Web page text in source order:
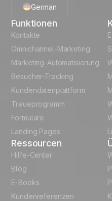
Automation
templates
Unlock
German
English
Polish
Español
Funktionen
Kontakte
Omnichannel-Marketing
Marketing-Automatisierung
Besucher-Tracking
Kundendatenplattform
Treueprogramm
Formulare
Landing Pages
Ressourcen
Hilfe-Center
Blog
E-Books
Kundenreferenzen